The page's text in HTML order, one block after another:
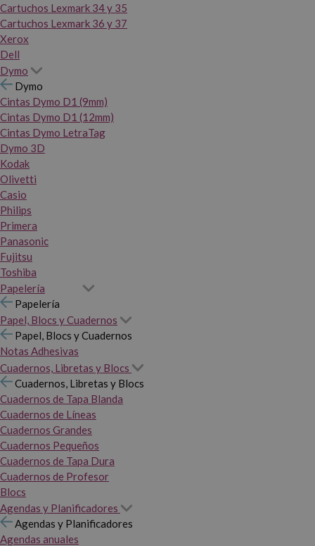
Cartuchos Lexmark 34 y 35
Cartuchos Lexmark 36 y 37
Xerox
Dell
Dymo
Dymo
Cintas Dymo D1 (9mm)
Cintas Dymo D1 (12mm)
Cintas Dymo LetraTag
Dymo 3D
Kodak
Olivetti
Casio
Philips
Primera
Panasonic
Fujitsu
Toshiba
Papelería
Papelería
Papel, Blocs y Cuadernos
Papel, Blocs y Cuadernos
Notas Adhesivas
Cuadernos, Libretas y Blocs
Cuadernos, Libretas y Blocs
Cuadernos de Tapa Blanda
Cuadernos de Líneas
Cuadernos Grandes
Cuadernos Pequeños
Cuadernos de Tapa Dura
Cuadernos de Profesor
Blocs
Agendas y Planificadores
Agendas y Planificadores
Agendas anuales